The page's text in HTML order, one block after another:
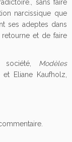
sans faire
narcissique que
ses adeptes dans
et de faire
société, Modèles
Eliane Kaufholz,